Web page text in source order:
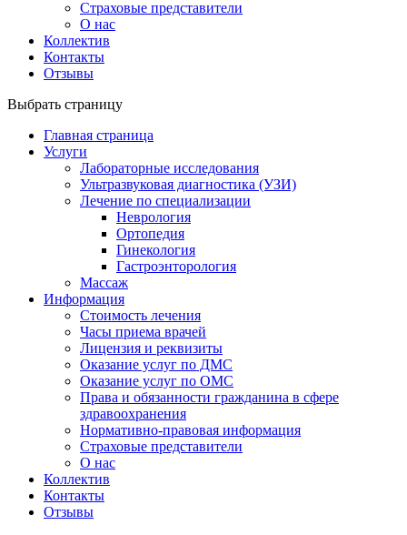
Страховые представители
О нас
Коллектив
Контакты
Отзывы
Выбрать страницу
Главная страница
Услуги
Лабораторные исследования
Ультразвуковая диагностика (УЗИ)
Лечение по специализации
Неврология
Ортопедия
Гинекология
Гастроэнторология
Массаж
Информация
Стоимость лечения
Часы приема врачей
Лицензия и реквизиты
Оказание услуг по ДМС
Оказание услуг по ОМС
Права и обязанности гражданина в сфере
здравоохранения
Нормативно-правовая информация
Страховые представители
О нас
Коллектив
Контакты
Отзывы